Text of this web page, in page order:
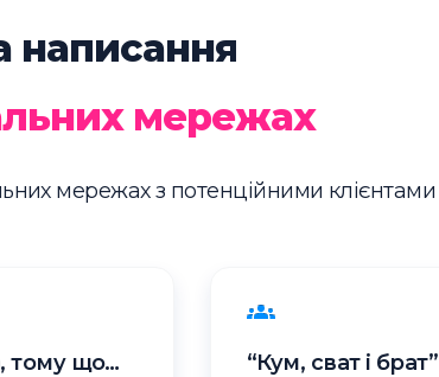
написання
мережах
мережах з потенційними клієнтами
тому що… “Кум, сват і брат”